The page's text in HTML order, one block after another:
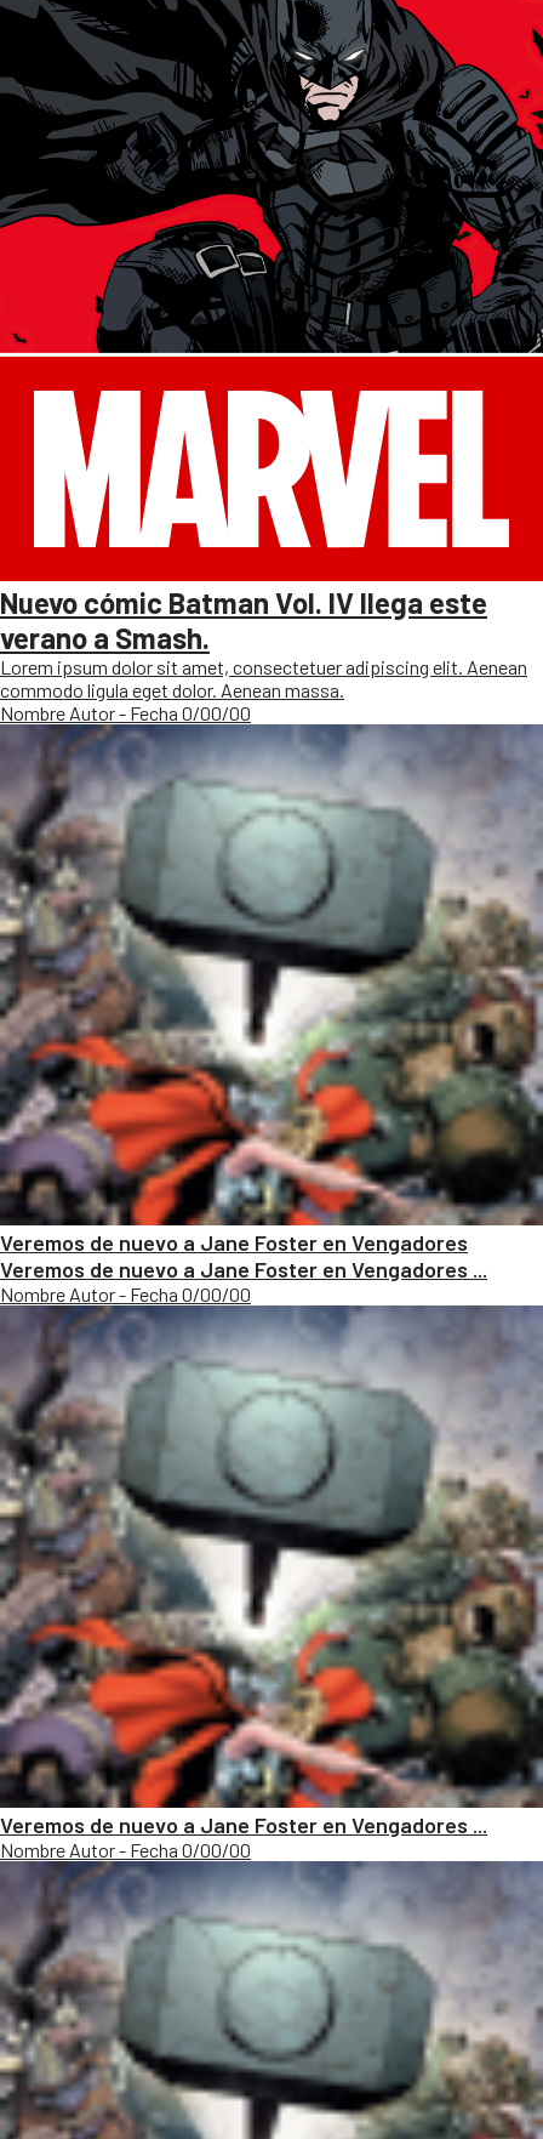
Nuevo cómic Batman Vol. IV llega este
verano a Smash.
Lorem ipsum dolor sit amet, consectetuer adipiscing elit. Aenean
commodo ligula eget dolor. Aenean massa.
Nombre Autor - Fecha 0/00/00
Veremos de nuevo a Jane Foster en Vengadores
Veremos de nuevo a Jane Foster en Vengadores ...
Nombre Autor - Fecha 0/00/00
Veremos de nuevo a Jane Foster en Vengadores ...
Nombre Autor - Fecha 0/00/00